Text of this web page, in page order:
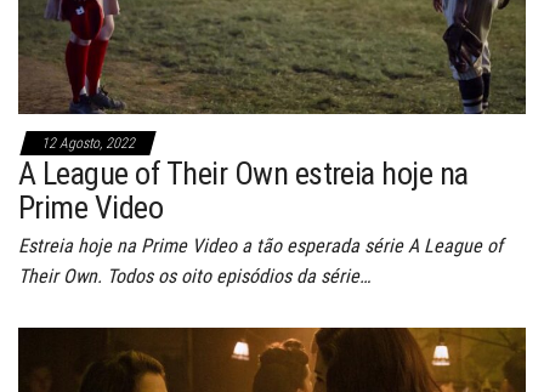
12 Agosto, 2022
A League of Their Own estreia hoje na
Prime Video
Estreia hoje na Prime Video a tão esperada série A League of
Their Own. Todos os oito episódios da série…